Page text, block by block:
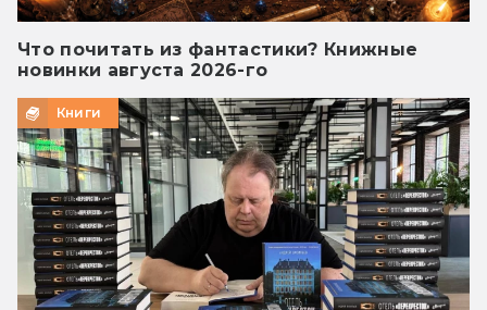
Что почитать из фантастики? Книжные
новинки августа 2026-го
Книги